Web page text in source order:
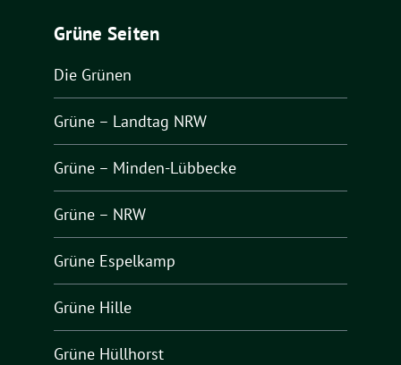
Grüne Seiten
Die Grünen
Grüne – Landtag NRW
Grüne – Minden-Lübbecke
Grüne – NRW
Grüne Espelkamp
Grüne Hille
Grüne Hüllhorst